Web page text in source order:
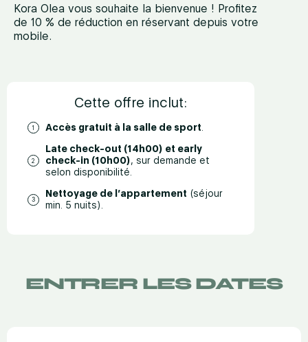
Kora Olea vous souhaite la bienvenue ! Profitez
de 10 % de réduction en réservant depuis votre
mobile.
Cette offre inclut:
Accès gratuit à la salle de sport.
Late check-out (14h00) et early
check-in (10h00), sur demande et
selon disponibilité.
Nettoyage de l’appartement (séjour
min. 5 nuits).
ENTRER LES DATES